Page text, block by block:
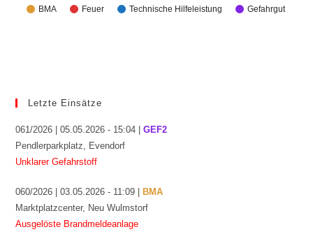
BMA Feuer Technische Hilfeleistung Gefahrgut
Letzte Einsätze
061/2026 | 05.05.2026 - 15:04 |GEF2
Pendlerparkplatz, Evendorf
Unklarer Gefahrstoff
060/2026 | 03.05.2026 - 11:09 |
BMA
Marktplatzcenter, Neu Wulmstorf
Ausgelöste Brandmeldeanlage